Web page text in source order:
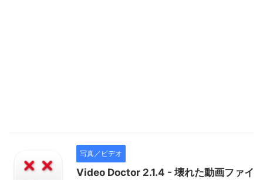
写真／ビデオ
Video Doctor 2.1.4 - 壊れた動画ファイ